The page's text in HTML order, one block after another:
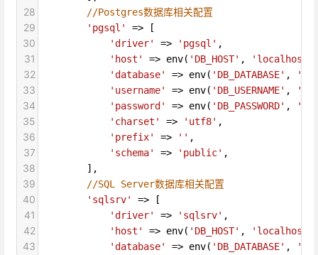
28 //Postgres数据库相关配置
29 'pgsql' => [
30 'driver' => 'pgsql' ,
31 'host' => env( 'DB_HOST' , 'localhost'
32 'database' => env( 'DB_DATABASE' ,
33 'username' => env( 'DB_USERNAME' ,
34 'password' => env( 'DB_PASSWORD' , ''
35 'charset' => 'utf8' ,
36 'prefix' => '' ,
37 'schema' => 'public' ,
38
        ],
39 //SQL Server数据库相关配置
40 'sqlsrv' => [
41 'driver' => 'sqlsrv' ,
42 'host' => env( 'DB_HOST' , 'localhost'
43 'database' => env( 'DB_DATABASE' ,